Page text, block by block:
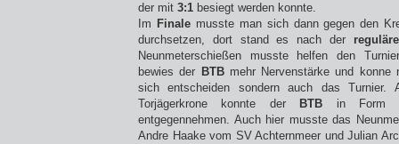
der mit 3:1 besiegt werden konnte.
Im Finalemusste man sich dann gegen den
durchsetzen, dort stand es nach der
Neunmeterschießen musste helfen den
bewies der BTBmehr Nervenstärke und konne
sich entscheiden sondern auch das Turnier.
Torjägerkrone konnte der
BTB in Form
entgegennehmen. Auch hier musste das
Andre Haake vom SV Achternmeer und Julian